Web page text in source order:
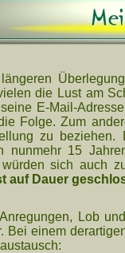
die Lust am
E-Mail-
Folge. Zum
zu
nunmehr 15
sich auch
auf Dauer
Lob
Bei einem